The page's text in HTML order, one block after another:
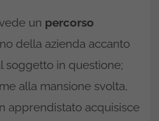
un percorso
della azienda accanto
soggetto in questione;
alla mansione svolta,
apprendistato acquisisce